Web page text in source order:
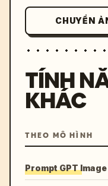
CHUYỂN
TÍNH
KHÁC
THEO MÔ HÌNH
Prompt GPT Image